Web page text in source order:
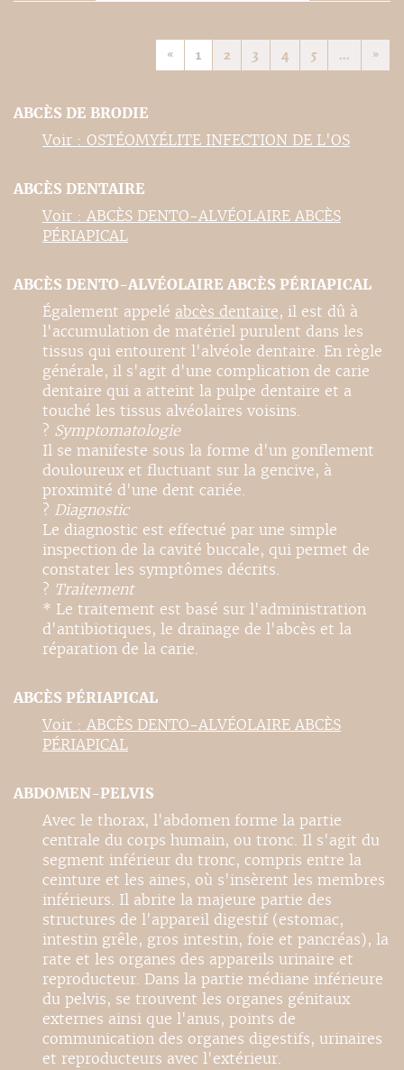
« 1 2 3 4 5 ... »
ABCÈS DE BRODIE
Voir : OSTÉOMYÉLITE INFECTION DE L'OS
ABCÈS DENTAIRE
Voir : ABCÈS DENTO-ALVÉOLAIRE ABCÈS
PÉRIAPICAL
ABCÈS DENTO-ALVÉOLAIRE ABCÈS PÉRIAPICAL
Également appelé abcès dentaire, il est dû à
l'accumulation de matériel purulent dans les
tissus qui entourent l'alvéole dentaire. En règle
générale, il s'agit d'une complication de carie
dentaire qui a atteint la pulpe dentaire et a
touché les tissus alvéolaires voisins.
? Symptomatologie
Il se manifeste sous la forme d'un gonflement
douloureux et fluctuant sur la gencive, à
proximité d'une dent cariée.
? Diagnostic
Le diagnostic est effectué par une simple
inspection de la cavité buccale, qui permet de
constater les symptômes décrits.
? Traitement
* Le traitement est basé sur l'administration
d'antibiotiques, le drainage de l'abcès et la
réparation de la carie.
ABCÈS PÉRIAPICAL
Voir : ABCÈS DENTO-ALVÉOLAIRE ABCÈS
PÉRIAPICAL
ABDOMEN-PELVIS
Avec le thorax, l'abdomen forme la partie
centrale du corps humain, ou tronc. Il s'agit du
segment inférieur du tronc, compris entre la
ceinture et les aines, où s'insèrent les membres
inférieurs. Il abrite la majeure partie des
structures de l'appareil digestif (estomac,
intestin grêle, gros intestin, foie et pancréas), la
rate et les organes des appareils urinaire et
reproducteur. Dans la partie médiane inférieure
du pelvis, se trouvent les organes génitaux
externes ainsi que l'anus, points de
communication des organes digestifs, urinaires
et reproducteurs avec l'extérieur.